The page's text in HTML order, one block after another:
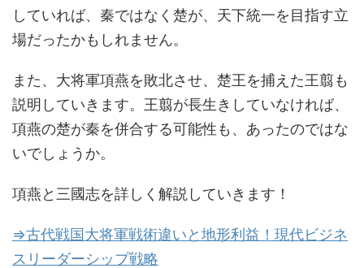
していれば、秦ではなく楚が、天下統一を目指す立
場だったかもしれません。
また、大将軍項燕を敗北させ、楚王を捕えた王翦も
説明していきます。王翦が長生きしていなければ、
項燕の楚が秦を併合する可能性も、あったのではな
いでしょうか。
項燕と三國志を詳しく解説していきます！
⇒古代戦国大将軍戦術違いと地形利益！現代ビジネ
スリーダーシップ戦略